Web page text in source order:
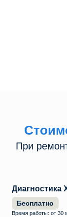
При
Диагностика
Бесплатно
Время работы: от 30